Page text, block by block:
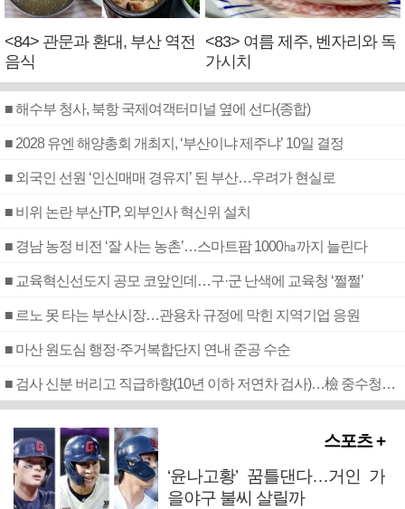
<84> 관문과 환대, 부산 역전
음식
<83> 여름 제주, 벤자리와 독
가시치
■ 해수부 청사, 북항 국제여객터미널 옆에 선다(종합)
■ 2028 유엔 해양총회 개최지, ‘부산이냐 제주냐’ 10일 결정
■ 외국인 선원 ‘인신매매 경유지’ 된 부산…우려가 현실로
■ 비위 논란 부산TP, 외부인사 혁신위 설치
■ 경남 농정 비전 ‘잘 사는 농촌’…스마트팜 1000㏊까지 늘린다
■ 교육혁신선도지 공모 코앞인데…구·군 난색에 교육청 ‘쩔쩔’
■ 르노 못 타는 부산시장…관용차 규정에 막힌 지역기업 응원
■ 마산 원도심 행정·주거복합단지 연내 준공 수순
■ 검사 신분 버리고 직급하향(10년 이하 저연차 검사)…檢 중수청행 기피
스포츠 +
‘윤나고황’ 꿈틀댄다…거인 가
을야구 불씨 살릴까